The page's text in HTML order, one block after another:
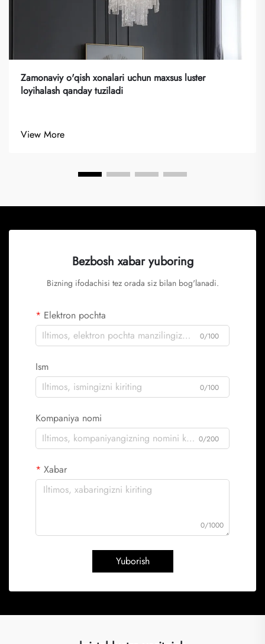
Zamonaviy o'qish xonalari uchun maxsus luster
loyihalash qanday tuziladi
View More
Bezbosh xabar yuboring
Bizning ifodachisi tez orada siz bilan bog'lanadi.
Elektron pochta
0/100
Ism
0/100
Kompaniya nomi
0/200
Xabar
0/1000
Yuborish